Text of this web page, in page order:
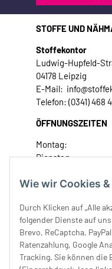
Wie wir Cookies
Durch Klicken auf „Alle
folgender Dienste auf
Brevo, ReCaptcha,
Ratenzahlung, Google
Tracking. Sie können die
STOFFE UND
Stoffekontor
Ludwig-Hupfeld-
04178 Leipzig
E-Mail:
Telefon: (0341) 468
ÖFFNUNGSZEITEN
Montag:
Dienstag:
Donnerstag:
Samstag:
Unser Service
Rechtliches